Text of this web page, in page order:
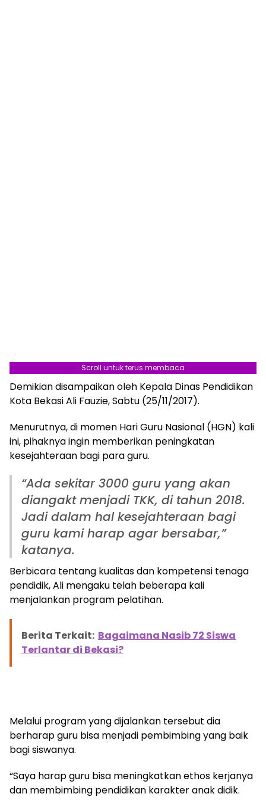
Scroll untuk terus membaca
Demikian disampaikan oleh Kepala Dinas Pendidikan
Kota Bekasi Ali Fauzie, Sabtu (25/11/2017).
Menurutnya, di momen Hari Guru Nasional (HGN) kali
ini, pihaknya ingin memberikan peningkatan
kesejahteraan bagi para guru.
“Ada sekitar 3000 guru yang akan
diangakt menjadi TKK, di tahun 2018.
Jadi dalam hal kesejahteraan bagi
guru kami harap agar bersabar,”
katanya.
Berbicara tentang kualitas dan kompetensi tenaga
pendidik, Ali mengaku telah beberapa kali
menjalankan program pelatihan.
Berita Terkait: Bagaimana Nasib 72 Siswa
Terlantar di Bekasi?
Melalui program yang dijalankan tersebut dia
berharap guru bisa menjadi pembimbing yang baik
bagi siswanya.
“Saya harap guru bisa meningkatkan ethos kerjanya
dan membimbing pendidikan karakter anak didik.